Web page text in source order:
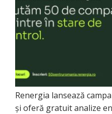
Renergia lansează
și oferă gratuit analize